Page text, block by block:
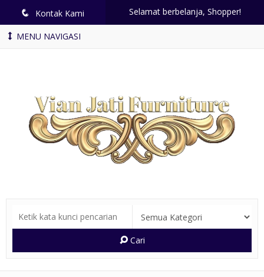
q Kontak Kami Selamat berbelanja, Shopper!
MENU NAVIGASI
Cari